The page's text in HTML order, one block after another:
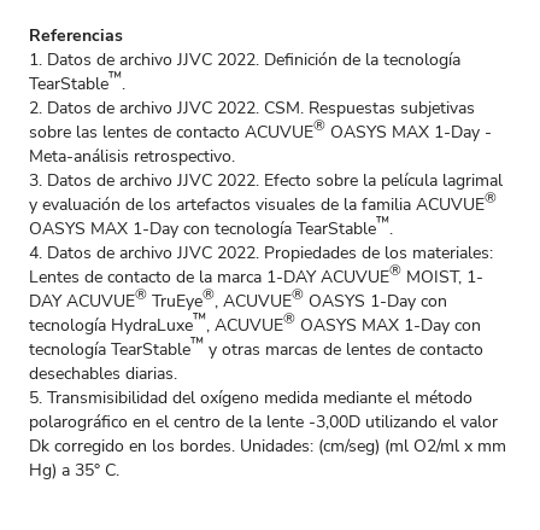
Referencias
1. Datos de archivo JJVC 2022. Definición de la tecnología
TearStable™.
2. Datos de archivo JJVC 2022. CSM. Respuestas subjetivas
sobre las lentes de contacto ACUVUE® OASYS MAX 1-Day -
Meta-análisis retrospectivo.
3. Datos de archivo JJVC 2022. Efecto sobre la película lagrimal
y evaluación de los artefactos visuales de la familia ACUVUE®
OASYS MAX 1-Day con tecnología TearStable™.
4. Datos de archivo JJVC 2022. Propiedades de los materiales:
Lentes de contacto de la marca 1-DAY ACUVUE® MOIST, 1-
DAY ACUVUE® TruEye®, ACUVUE® OASYS 1-Day con
tecnología HydraLuxe™, ACUVUE® OASYS MAX 1-Day con
tecnología TearStable™ y otras marcas de lentes de contacto
desechables diarias.
5. Transmisibilidad del oxígeno medida mediante el método
polarográfico en el centro de la lente -3,00D utilizando el valor
Dk corregido en los bordes. Unidades: (cm/seg) (ml O2/ml x mm
Hg) a 35° C.